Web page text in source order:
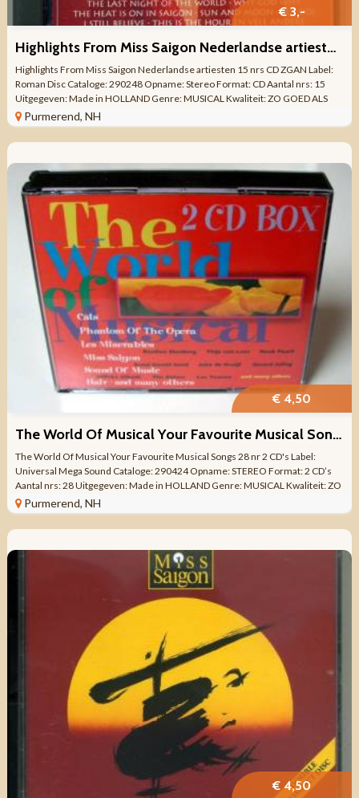
€ 3,-
Highlights From Miss Saigon Nederlandse artiesten 15 nrs CD
Highlights From Miss Saigon Nederlandse artiesten 15 nrs CD ZGAN Label:
Roman Disc Cataloge: 290248 Opname: Stereo Format: CD Aantal nrs: 15
Uitgegeven: Made in HOLLAND Genre: MUSICAL Kwaliteit: ZO GOED ALS
NIEUW Tracklist CD ...
Purmerend, NH
€ 4,50
The World Of Musical Your Favourite Musical Songs 28 nr 2cds
The World Of Musical Your Favourite Musical Songs 28 nr 2 CD's Label:
Universal Mega Sound Cataloge: 290424 Opname: STEREO Format: 2 CD’s
Aantal nrs: 28 Uitgegeven: Made in HOLLAND Genre: MUSICAL Kwaliteit: ZO
GOED ALS ...
Purmerend, NH
€ 4,50